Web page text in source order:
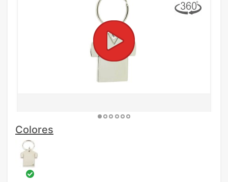
Colores